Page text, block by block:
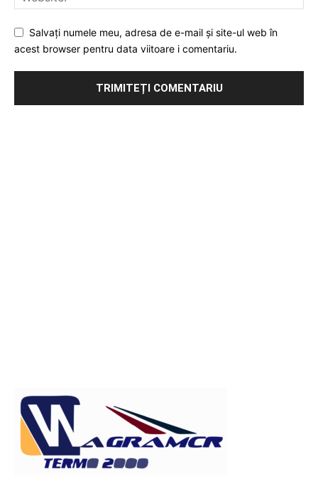
Salvați numele meu, adresa de e-mail și site-ul web în
acest browser pentru data viitoare i comentariu.